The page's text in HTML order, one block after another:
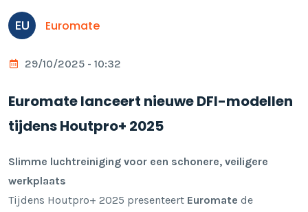
EU Euromate
29/10/2025 - 10:32
Euromate lanceert nieuwe DFI-modellen
tijdens Houtpro+ 2025
Slimme luchtreiniging voor een schonere, veiligere
werkplaats
Tijdens Houtpro+ 2025 presenteert Euromate de